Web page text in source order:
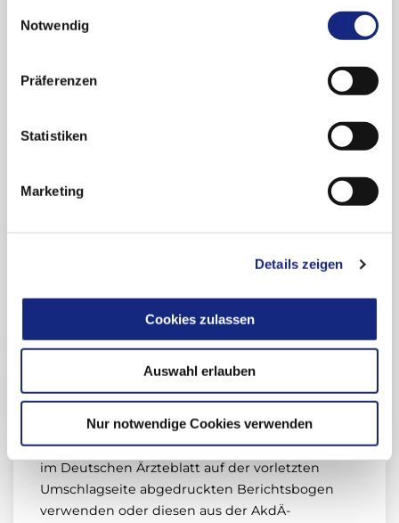
Cookies, wenn Sie unsere Webseite weiterhin
Notwendig
Präferenzen
Statistiken
Marketing
Details zeigen
Cookies zulassen
Auswahl erlauben
Nur notwendige Cookies verwenden
einem Fall verbunden mit Angst, Schwindel und
haltigen Präparaten (3) wird auf psychische
Störungen hingewiesen. Danach ist in seltenen
der Verschlimmerung einer bestehenden
Stimmungsschwankungen und Aggressivität zu
rechnen. Sehr selten wurde auch über
Die AkdÄ bittet diesbezüglich um anhaltende
Aufmerksamkeit, insbesondere bei Patienten
mit entsprechenden psychiatrischen
Vorerkrankungen.
Bitte teilen Sie der AkdÄ alle beobachteten
Nebenwirkungen (auch Verdachtsfälle) mit. Sie
können dafür den in regelmäßigen Abständen
im Deutschen Ärzteblatt auf der vorletzten
Umschlagseite abgedruckten Berichtsbogen
verwenden oder diesen aus der AkdÄ-